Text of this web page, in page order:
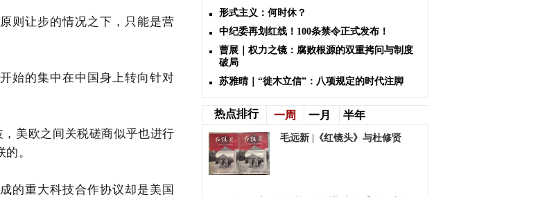
则让步的情况之下，只能是营
始的集中在中国身上转向针对
美欧之间关税磋商似乎也进行
。
的重大科技合作协议却是美国
形式主义：何时休？
中纪委再划红线！100条禁令正式发布！
曹展｜权力之镜：腐败根源的双重拷问与制度
破局
苏雅晴｜“徙木立信”：八项规定的时代注脚
热点排行 一周 一月 半年
毛远新 |《红镜头》与杜修贤